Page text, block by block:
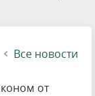
Все новости
от